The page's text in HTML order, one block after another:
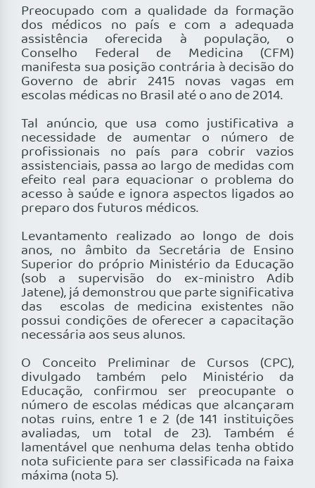
Preocupado com a qualidade da formação
dos médicos no país e com a adequada
assistência oferecida à população, o
Conselho Federal de Medicina (CFM)
manifesta sua posição contrária à decisão do
Governo de abrir 2415 novas vagas em
escolas médicas no Brasil até o ano de 2014.
Tal anúncio, que usa como justificativa a
necessidade de aumentar o número de
profissionais no país para cobrir vazios
assistenciais, passa ao largo de medidas com
efeito real para equacionar o problema do
acesso à saúde e ignora aspectos ligados ao
preparo dos futuros médicos.
Levantamento realizado ao longo de dois
anos, no âmbito da Secretária de Ensino
Superior do próprio Ministério da Educação
(sob a supervisão do ex-ministro Adib
Jatene), já demonstrou que parte significativa
das escolas de medicina existentes não
possui condições de oferecer a capacitação
necessária aos seus alunos.
O Conceito Preliminar de Cursos (CPC),
divulgado também pelo Ministério da
Educação, confirmou ser preocupante o
número de escolas médicas que alcançaram
notas ruins, entre 1 e 2 (de 141 instituições
avaliadas, um total de 23). Também é
lamentável que nenhuma delas tenha obtido
nota suficiente para ser classificada na faixa
máxima (nota 5).